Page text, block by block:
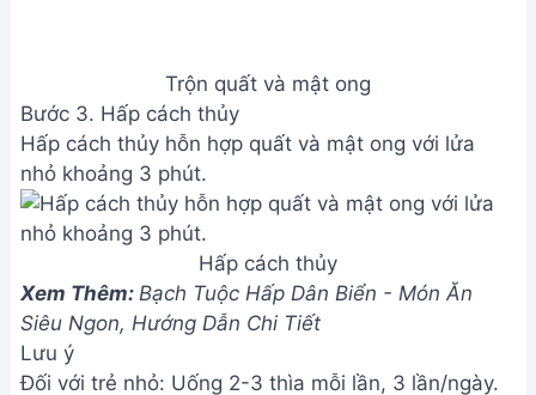
Trộn quất và mật ong
Bước 3. Hấp cách thủy
Hấp cách thủy hỗn hợp quất và mật ong với lửa
nhỏ khoảng 3 phút.
Hấp cách thủy
Xem Thêm: Bạch Tuộc Hấp Dân Biển - Món Ăn
Siêu Ngon, Hướng Dẫn Chi Tiết
Lưu ý
Đối với trẻ nhỏ: Uống 2-3 thìa mỗi lần, 3 lần/ngày.